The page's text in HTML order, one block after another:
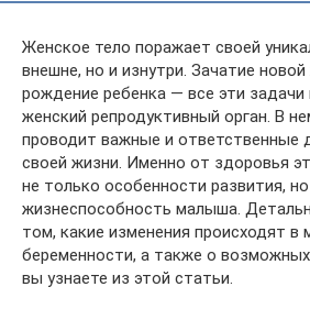
Женское тело поражает своей
внешне, но и изнутри. Зачатие
рождение ребенка — все эти задачи
женский репродуктивный орган. В
проводит важные и ответственные
своей жизни. Именно от здоровья
не только особенности развития,
жизнеспособность малыша.
том, какие изменения происходят в
беременности, а также о возможных
вы узнаете из этой статьи.